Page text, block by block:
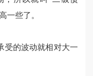
一些了。
受的波动就相对大一